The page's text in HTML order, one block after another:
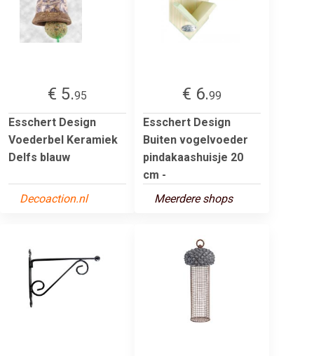
€ 5.95
Esschert Design
Voederbel Keramiek
Delfs blauw
Decoaction.nl
€ 6.99
Esschert Design
Buiten vogelvoeder
pindakaashuisje 20
cm -
Meerdere shops